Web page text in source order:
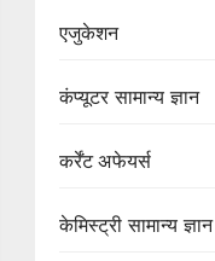
एजुकेशन
कंप्यूटर सामान्य ज्ञान
कर्रेंट अफेयर्स
केमिस्ट्री सामान्य ज्ञान